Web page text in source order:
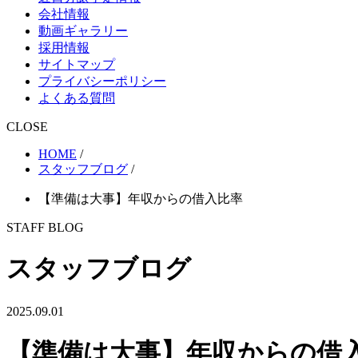
会社情報
動画ギャラリー
採用情報
サイトマップ
プライバシーポリシー
よくある質問
CLOSE
HOME /
スタッフブログ /
【準備は大事】年収からの借入比率
STAFF BLOG
スタッフブログ
2025.09.01